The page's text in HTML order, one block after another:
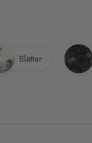
Blätter